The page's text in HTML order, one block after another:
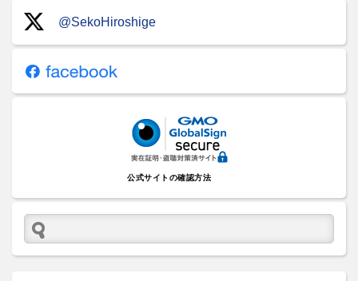
@SekoHiroshige
公式サイトの確認方法